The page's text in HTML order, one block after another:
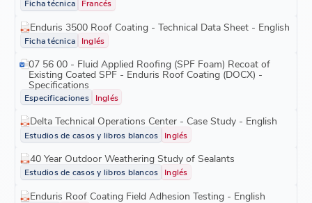
Ficha técnica Francés
Enduris 3500 Roof Coating - Technical Data Sheet - English
Ficha técnica Inglés
07 56 00 - Fluid Applied Roofing (SPF Foam) Recoat of
Existing Coated SPF - Enduris Roof Coating (DOCX) -
Specifications
Especificaciones Inglés
Delta Technical Operations Center - Case Study - English
Estudios de casos y libros blancos Inglés
40 Year Outdoor Weathering Study of Sealants
Estudios de casos y libros blancos Inglés
Enduris Roof Coating Field Adhesion Testing - English